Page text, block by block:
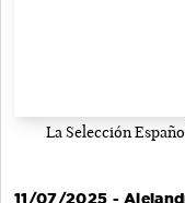
La Selección
11/07/2025 -